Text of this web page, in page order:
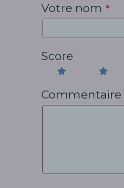
Votre nom *
Score
Commentaire